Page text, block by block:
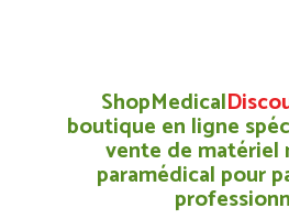
ShopMedical
boutique en ligne
vente de matériel
paramédical pour